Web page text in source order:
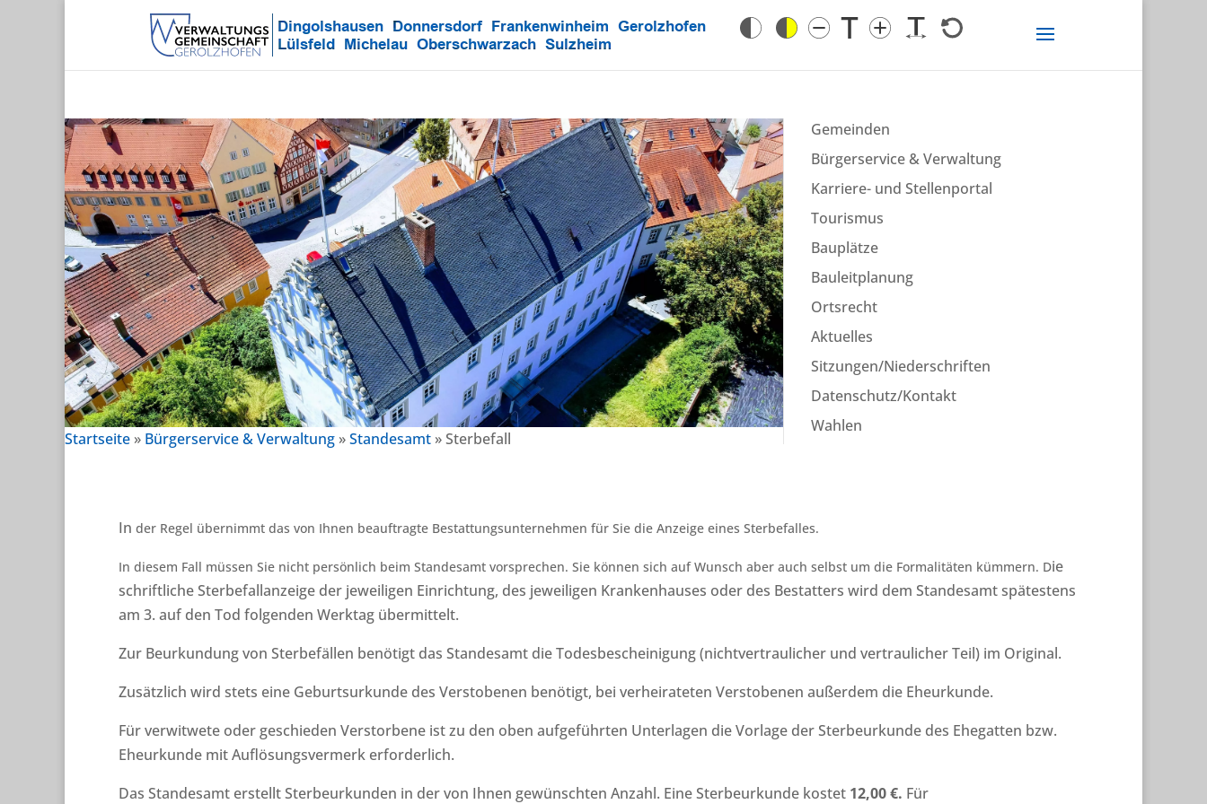
Startseite » Bürgerservice & Verwaltung »Standesamt »Sterbefall
Gemeinden
Bürgerservice & Verwaltung
Karriere- und Stellenportal
Tourismus
Bauplätze
Bauleitplanung
Ortsrecht
Aktuelles
Sitzungen/Niederschriften
Datenschutz/Kontakt
Wahlen
In der Regel übernimmt das von Ihnen beauftragte Bestattungsunternehmen für Sie die Anzeige eines Sterbefalles.
In diesem Fall müssen Sie nicht persönlich beim Standesamt vorsprechen. Sie können sich auf Wunsch aber auch selbst um die Formalitäten kümmern. Die
schriftliche Sterbefallanzeige der jeweiligen Einrichtung, des jeweiligen Krankenhauses oder des Bestatters wird dem Standesamt spätestens
am 3. auf den Tod folgenden Werktag übermittelt.
Zur Beurkundung von Sterbefällen benötigt das Standesamt die Todesbescheinigung (nichtvertraulicher und vertraulicher Teil) im Original.
Zusätzlich wird stets eine Geburtsurkunde des Verstobenen benötigt, bei verheirateten Verstobenen außerdem die Eheurkunde.
Für verwitwete oder geschieden Verstorbene ist zu den oben aufgeführten Unterlagen die Vorlage der Sterbeurkunde des Ehegatten bzw.
Eheurkunde mit Auflösungsvermerk erforderlich.
Das Standesamt erstellt Sterbeurkunden in der von Ihnen gewünschten Anzahl. Eine Sterbeurkunde kostet 12,00 €. Für